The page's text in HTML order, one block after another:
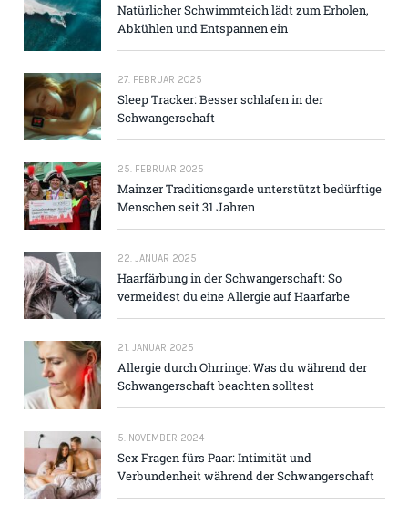
Natürlicher Schwimmteich lädt zum Erholen,
Abkühlen und Entspannen ein
27. FEBRUAR 2025
Sleep Tracker: Besser schlafen in der
Schwangerschaft
25. FEBRUAR 2025
Mainzer Traditions­garde unterstützt bedürftige
Menschen seit 31 Jahren
22. JANUAR 2025
Haarfärbung in der Schwangerschaft: So
vermeidest du eine Allergie auf Haarfarbe
21. JANUAR 2025
Allergie durch Ohrringe: Was du während der
Schwangerschaft beachten solltest
5. NOVEMBER 2024
Sex Fragen fürs Paar: Intimität und
Verbundenheit während der Schwangerschaft